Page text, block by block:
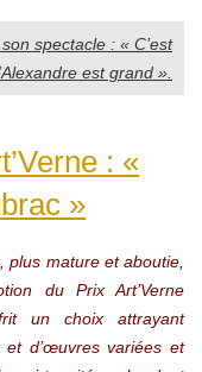
spectacle : « C’est
est grand ».
: «
»
plus mature et aboutie,
du Prix Art’Verne
un choix attrayant
et d’œuvres variées et